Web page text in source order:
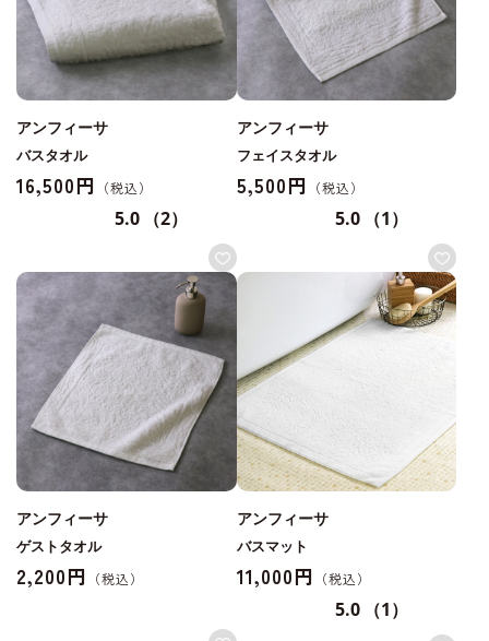
アンフィーサ
バスタオル
16,500円
5.0 （2）
アンフィーサ
フェイスタオル
5,500円
5.0 （1）
アンフィーサ
ゲストタオル
2,200円
アンフィーサ
バスマット
11,000円
5.0 （1）